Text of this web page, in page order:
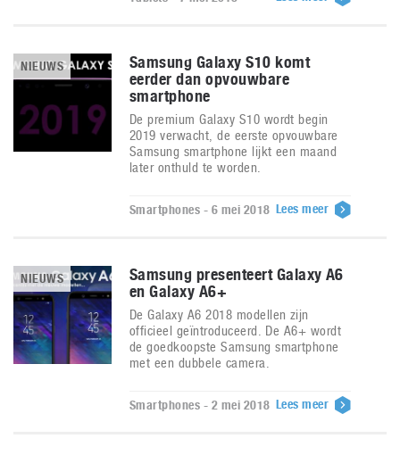
NIEUWS
Samsung Galaxy S10 komt
eerder dan opvouwbare
smartphone
De premium Galaxy S10 wordt begin
2019 verwacht, de eerste opvouwbare
Samsung smartphone lijkt een maand
later onthuld te worden.
Smartphones - 6 mei 2018 Lees meer
NIEUWS
Samsung presenteert Galaxy A6
en Galaxy A6+
De Galaxy A6 2018 modellen zijn
officieel geïntroduceerd. De A6+ wordt
de goedkoopste Samsung smartphone
met een dubbele camera.
Smartphones - 2 mei 2018 Lees meer